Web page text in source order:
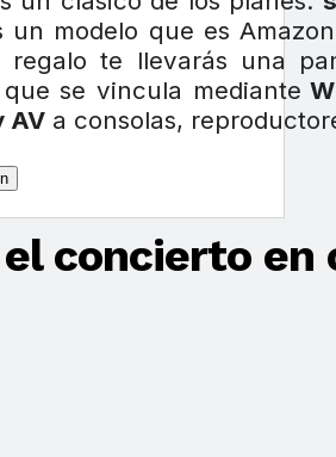
un modelo que es
regalo te llevarás una
se vincula mediante
AVa consolas,
concierto en